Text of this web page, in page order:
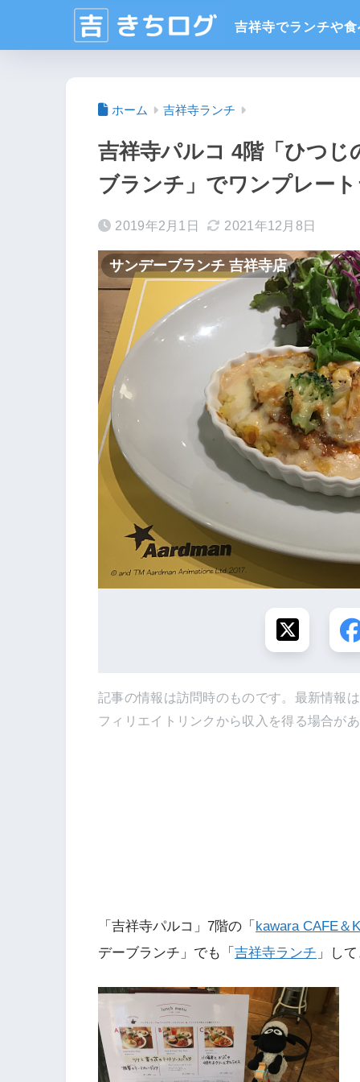
ホーム 吉祥寺ランチ
吉祥寺パルコ 4階「ひつ
ブランチ」でワンプレー
2019年2月1日 2021年12月8日
サンデーブランチ 吉祥寺店
記事の情報は訪問時のものです。最新情報
フィリエイトリンクから収入を得る場合が
「吉祥寺パルコ」7階の「 kawara CAFE＆
デーブランチ」でも「 吉祥寺ランチ 」し